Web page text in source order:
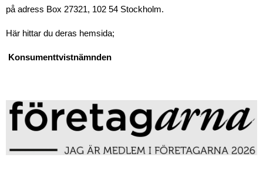
på adress Box 27321, 102 54 Stockholm.
Här hittar du deras hemsida;
Konsumenttvistnämnden